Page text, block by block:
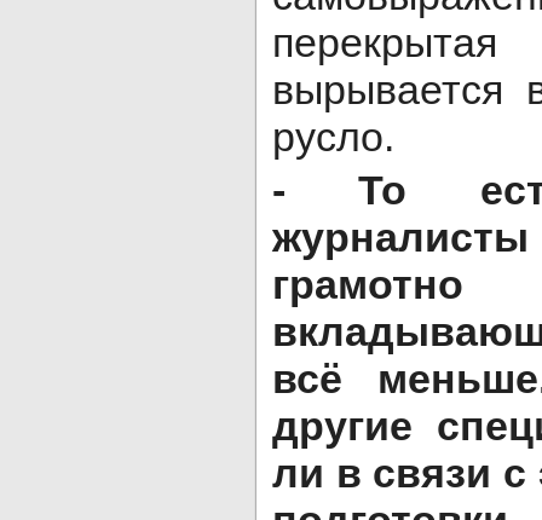
вырывается
русло.
- То есть
грамотно
всё
другие
ли в связи с